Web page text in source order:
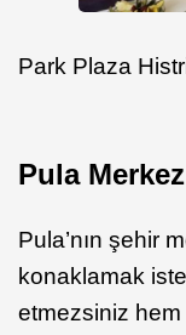
Park Plaza
Pula
Pula’nın şehir
konaklamak
etmezsiniz